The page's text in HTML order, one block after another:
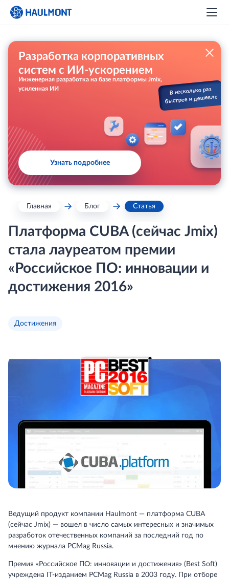
В несколько раз
быстрее и дешевле
Разработка корпоративных
систем с ИИ-ускорением
Инженерная разработка на базе платформы Jmix,
усиленная ИИ
Узнать подробнее
Главная Блог Статья
Платформа CUBA (сейчас Jmix)
стала лауреатом премии
«Российское ПО: инновации и
достижения 2016»
Достижения
Ведущий продукт компании Haulmont — платформа CUBA
(сейчас Jmix) — вошел в число самых интересных и значимых
разработок отечественных компаний за последний год по
мнению журнала PCMag Russia.
Премия «Российское ПО: инновации и достижения» (Best Soft)
учреждена IT-изданием PCMag Russia в 2003 году. При отборе